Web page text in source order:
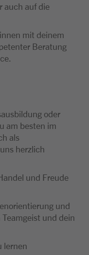
auch auf die
mit deinem
Beratung
oder
am besten im
als
herzlich
und Freude
und
und dein
lernen